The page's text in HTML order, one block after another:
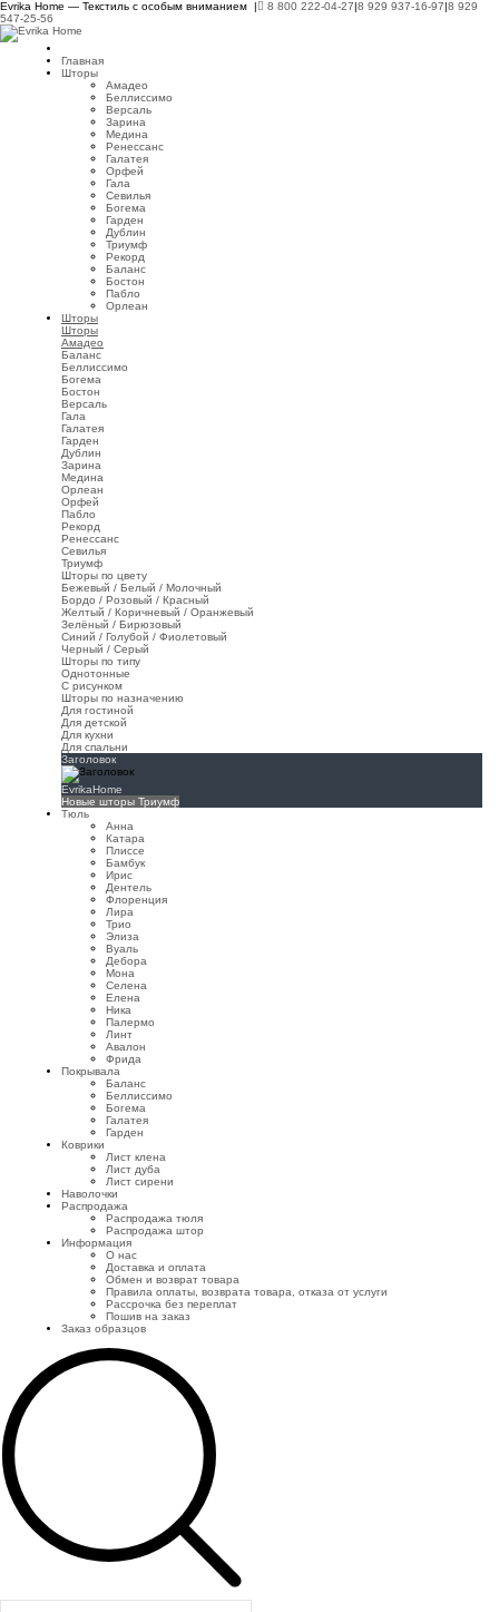
Evrika Home — Текстиль с особым вниманием | 8 800 222-04-27|8 929 937-16-97|8 929
547-25-56
Главная
Шторы
Амадео
Беллиссимо
Версаль
Зарина
Медина
Ренессанс
Галатея
Орфей
Гала
Севилья
Богема
Гарден
Дублин
Триумф
Рекорд
Баланс
Бостон
Пабло
Орлеан
Шторы
Шторы
Амадео
Баланс
Беллиссимо
Богема
Бостон
Версаль
Гала
Галатея
Гарден
Дублин
Зарина
Медина
Орлеан
Орфей
Пабло
Рекорд
Ренессанс
Севилья
Триумф
Шторы по цвету
Бежевый / Белый / Молочный
Бордо / Розовый / Красный
Желтый / Коричневый / Оранжевый
Зелёный / Бирюзовый
Синий / Голубой / Фиолетовый
Черный / Серый
Шторы по типу
Однотонные
С рисунком
Шторы по назначению
Для гостиной
Для детской
Для кухни
Для спальни
Заголовок
EvrikaHome
Новые шторы Триумф
Тюль
Анна
Катара
Плиссе
Бамбук
Ирис
Дентель
Флоренция
Лира
Трио
Элиза
Вуаль
Дебора
Мона
Селена
Елена
Ника
Палермо
Линт
Авалон
Фрида
Покрывала
Баланс
Беллиссимо
Богема
Галатея
Гарден
Коврики
Лист клена
Лист дуба
Лист сирени
Наволочки
Распродажа
Распродажа тюля
Распродажа штор
Информация
О нас
Доставка и оплата
Обмен и возврат товара
Правила оплаты, возврата товара, отказа от услуги
Рассрочка без переплат
Пошив на заказ
Заказ образцов